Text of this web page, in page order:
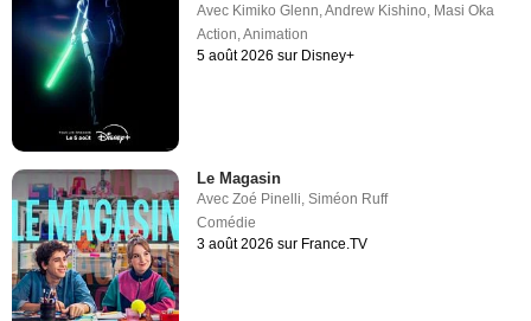
Avec Kimiko Glenn,Andrew Kishino, Masi Oka
Action,Animation
5 août 2026 sur Disney+
Le Magasin
AvecZoé Pinelli,Siméon Ruff
Comédie
3 août 2026 sur France.TV